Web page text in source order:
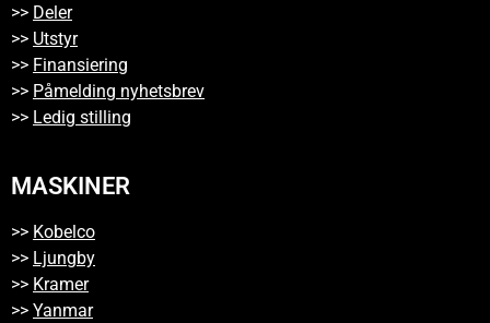
>> Deler
>> Utstyr
>> Finansiering
>> Påmelding nyhetsbrev
>> Ledig stilling
MASKINER
>> Kobelco
>> Ljungby
>> Kramer
>> Yanmar